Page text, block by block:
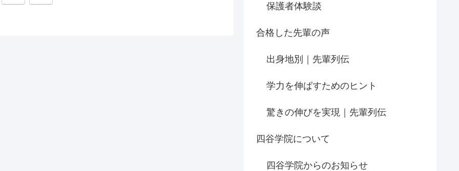
保護者体験談
合格した先輩の声
出身地別｜先輩列伝
学力を伸ばすためのヒント
驚きの伸びを実現｜先輩列伝
四谷学院について
四谷学院からのお知らせ